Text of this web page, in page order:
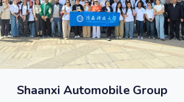
Shaanxi Automobile Group